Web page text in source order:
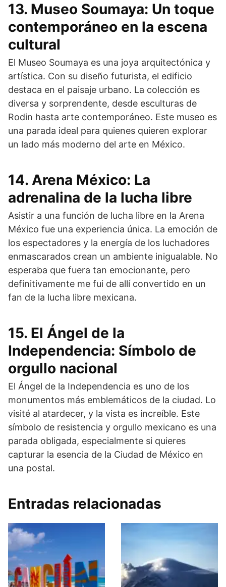
13. Museo Soumaya: Un toque
contemporáneo en la escena
cultural
El Museo Soumaya es una joya arquitectónica y
artística. Con su diseño futurista, el edificio
destaca en el paisaje urbano. La colección es
diversa y sorprendente, desde esculturas de
Rodin hasta arte contemporáneo. Este museo es
una parada ideal para quienes quieren explorar
un lado más moderno del arte en México.
14. Arena México: La
adrenalina de la lucha libre
Asistir a una función de lucha libre en la Arena
México fue una experiencia única. La emoción de
los espectadores y la energía de los luchadores
enmascarados crean un ambiente inigualable. No
esperaba que fuera tan emocionante, pero
definitivamente me fui de allí convertido en un
fan de la lucha libre mexicana.
15. El Ángel de la
Independencia: Símbolo de
orgullo nacional
El Ángel de la Independencia es uno de los
monumentos más emblemáticos de la ciudad. Lo
visité al atardecer, y la vista es increíble. Este
símbolo de resistencia y orgullo mexicano es una
parada obligada, especialmente si quieres
capturar la esencia de la Ciudad de México en
una postal.
Entradas relacionadas